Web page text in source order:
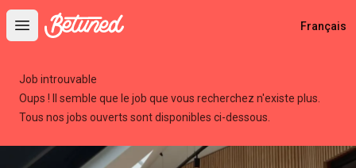
Open main menu
Betuned Français
Job introuvable
Oups ! Il semble que le job que vous recherchez n'existe plus.
Tous nos jobs ouverts sont disponibles ci-dessous.